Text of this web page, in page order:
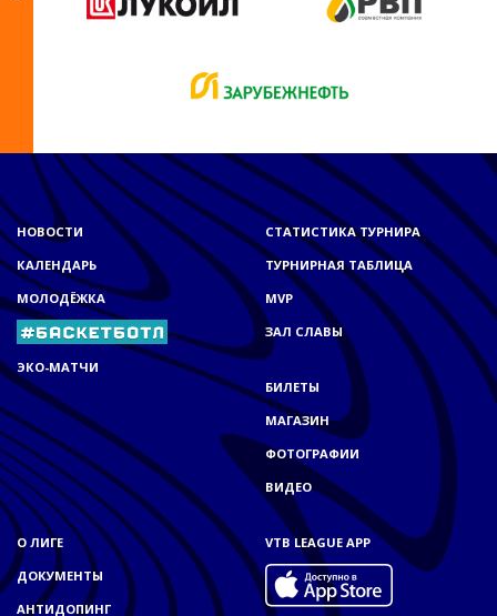
НОВОСТИ
КАЛЕНДАРЬ
МОЛОДЁЖКА
ЭКО-МАТЧИ
СТАТИСТИКА ТУРНИРА
ТУРНИРНАЯ ТАБЛИЦА
MVP
ЗАЛ СЛАВЫ
БИЛЕТЫ
МАГАЗИН
ФОТОГРАФИИ
ВИДЕО
О ЛИГЕ
ДОКУМЕНТЫ
АНТИДОПИНГ
VTB LEAGUE APP